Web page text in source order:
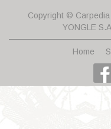
Copyright ©
YONGLE
Home